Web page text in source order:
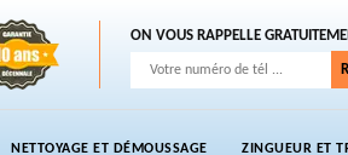
ON VOUS RAPPELLE
NETTOYAGE ET DÉMOUSSAGE
ZINGUEUR ET